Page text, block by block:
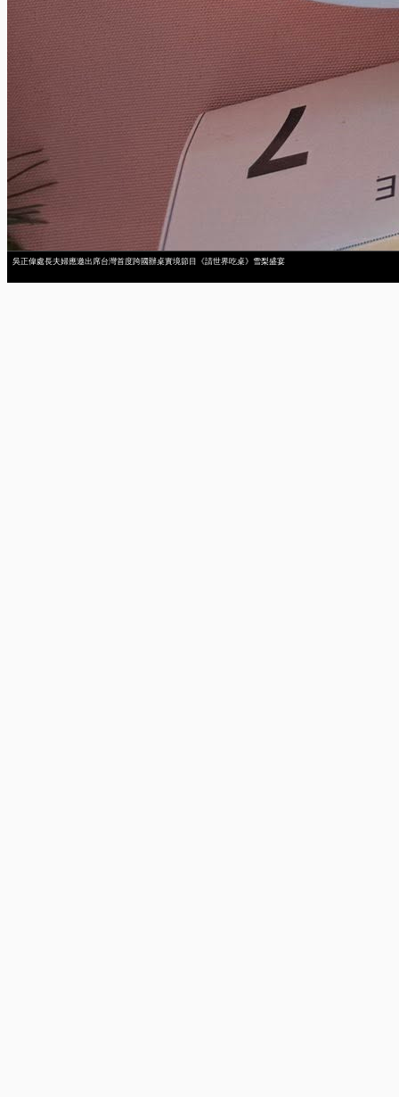
吳正偉處長夫婦應邀出席台灣首度跨國辦桌實境節目《請世界吃桌》雪梨盛宴